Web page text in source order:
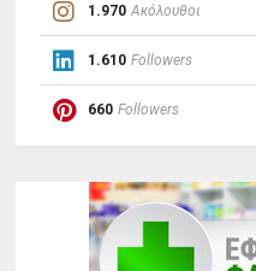
1.970 Ακόλουθοι
1.610 Followers
660 Followers